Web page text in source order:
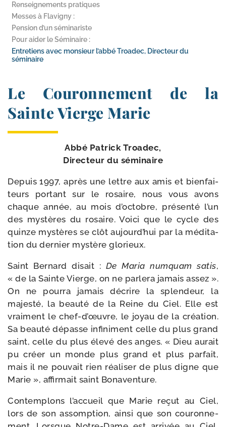
Renseignements pratiques
Messes à Flavigny :
Pension d’un séminariste
Pour aider le Séminaire :
Entretiens avec monsieur l’abbé Troadec, Directeur du
séminaire
Le Couronnement de la
Sainte Vierge Marie
Abbé Patrick Troadec,
Directeur du séminaire
Depuis 1997, après une lettre aux amis et bien­fai­
teurs por­tant sur le rosaire, nous vous avons
chaque année, au mois d’oc­tobre, pré­sen­té l’un
des mys­tères du rosaire. Voici que le cycle des
quinze mys­tères se clôt aujourd’­hui par la médi­ta­
tion du der­nier mys­tère glorieux.
Saint Bernard disait : De Maria num­quam satis,
« de la Sainte Vierge, on ne par­le­ra jamais assez ».
On ne pour­ra jamais décrire la splen­deur, la
majes­té, la beau­té de la Reine du Ciel. Elle est
vrai­ment le chef-​d’œuvre, le joyau de la créa­tion.
Sa beau­té dépasse infi­ni­ment celle du plus grand
saint, celle du plus éle­vé des anges. « Dieu aurait
pu créer un monde plus grand et plus par­fait,
mais il ne pou­vait rien réa­li­ser de plus digne que
Marie », affir­mait saint Bonaventure.
Contemplons l’ac­cueil que Marie reçut au Ciel,
lors de son assomp­tion, ain­si que son cou­ron­ne­